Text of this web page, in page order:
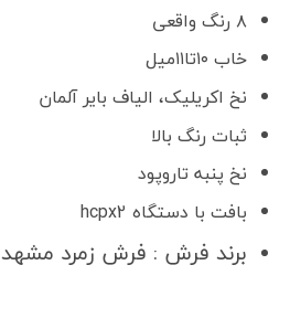
۸ رنگ واقعی
خاب ۱۰تا۱۱میل
نخ اکریلیک، الیاف بایر آلمان
ثبات رنگ بالا
نخ پنبه تاروپود
بافت با دستگاه hcpx2
برند فرش : فرش زمرد مشهد